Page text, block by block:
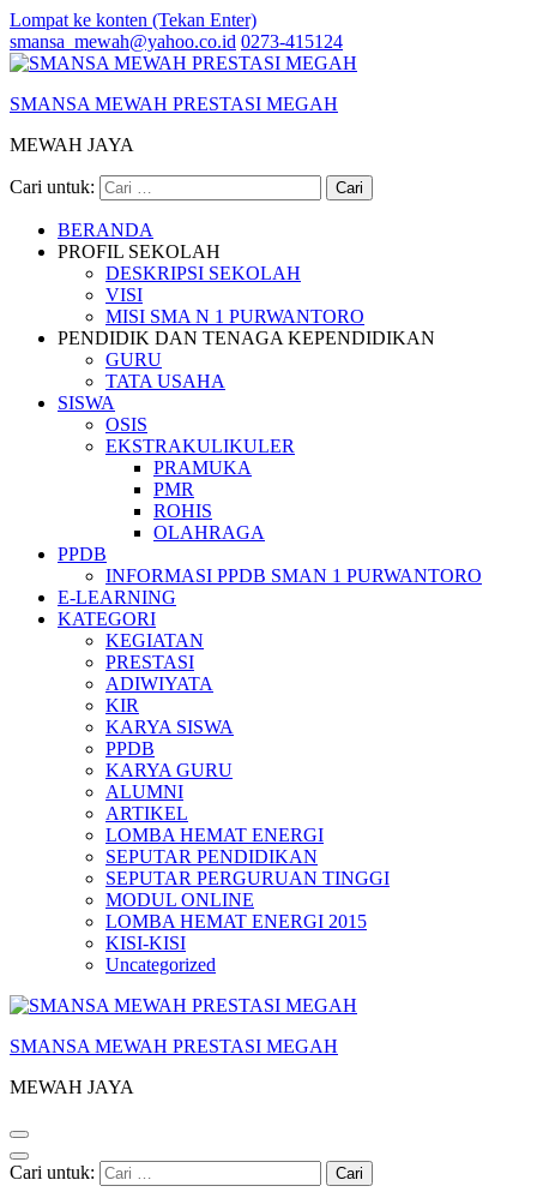
Lompat ke konten (Tekan Enter)
smansa_mewah@yahoo.co.id 0273-415124
SMANSA MEWAH PRESTASI MEGAH
MEWAH JAYA
Cari untuk:
BERANDA
PROFIL SEKOLAH
DESKRIPSI SEKOLAH
VISI
MISI SMA N 1 PURWANTORO
PENDIDIK DAN TENAGA KEPENDIDIKAN
GURU
TATA USAHA
SISWA
OSIS
EKSTRAKULIKULER
PRAMUKA
PMR
ROHIS
OLAHRAGA
PPDB
INFORMASI PPDB SMAN 1 PURWANTORO
E-LEARNING
KATEGORI
KEGIATAN
PRESTASI
ADIWIYATA
KIR
KARYA SISWA
PPDB
KARYA GURU
ALUMNI
ARTIKEL
LOMBA HEMAT ENERGI
SEPUTAR PENDIDIKAN
SEPUTAR PERGURUAN TINGGI
MODUL ONLINE
LOMBA HEMAT ENERGI 2015
KISI-KISI
Uncategorized
SMANSA MEWAH PRESTASI MEGAH
MEWAH JAYA
Cari untuk: